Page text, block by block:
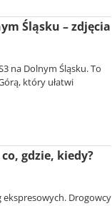
Śląsku – zdjęcia
na Dolnym Śląsku. To
który ułatwi
gdzie, kiedy?
Drogowcy